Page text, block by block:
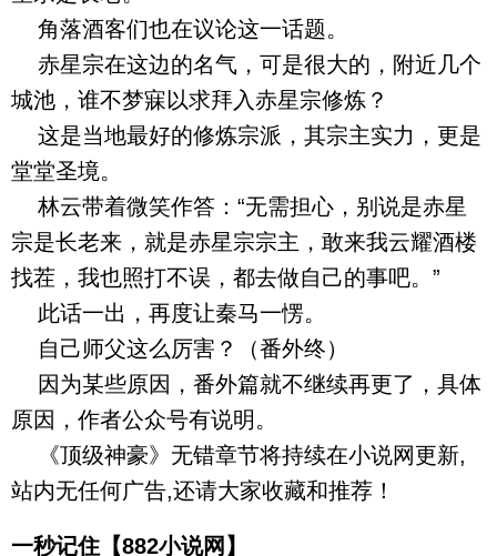
角落酒客们也在议论这一话题。
赤星宗在这边的名气，可是很大的，附近几个
城池，谁不梦寐以求拜入赤星宗修炼？
这是当地最好的修炼宗派，其宗主实力，更是
堂堂圣境。
林云带着微笑作答：“无需担心，别说是赤星
宗是长老来，就是赤星宗宗主，敢来我云耀酒楼
找茬，我也照打不误，都去做自己的事吧。”
此话一出，再度让秦马一愣。
自己师父这么厉害？（番外终）
因为某些原因，番外篇就不继续再更了，具体
原因，作者公众号有说明。
《顶级神豪》无错章节将持续在小说网更新,
站内无任何广告,还请大家收藏和推荐！
一秒记住【882小说网】